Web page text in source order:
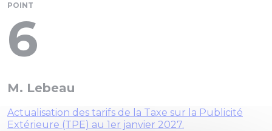
POINT
6
M. Lebeau
Actualisation des tarifs de la Taxe sur la Publicité
Extérieure (TPE) au 1er janvier 2027.